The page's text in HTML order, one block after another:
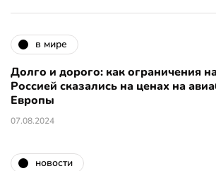
в мире
Долго и дорого: как ограничения
Россией сказались на ценах на
Европы
07.08.2024
новости